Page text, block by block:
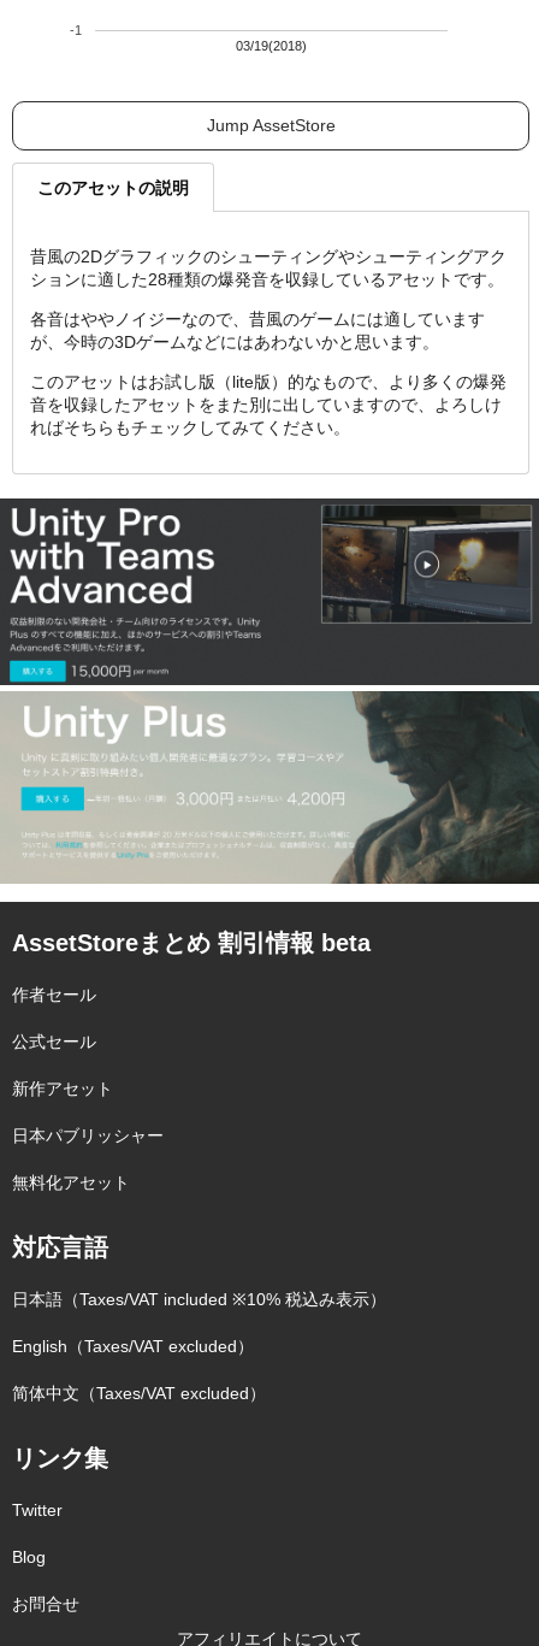
03/19(2018)
-1
Jump AssetStore
このアセットの説明
昔風の2Dグラフィックのシューティングやシューティングアク
ションに適した28種類の爆発音を収録しているアセットです。
各音はややノイジーなので、昔風のゲームには適しています
が、今時の3Dゲームなどにはあわないかと思います。
このアセットはお試し版（lite版）的なもので、より多くの爆発
音を収録したアセットをまた別に出していますので、よろしけ
ればそちらもチェックしてみてください。
AssetStoreまとめ 割引情報 beta
作者セール
公式セール
新作アセット
日本パブリッシャー
無料化アセット
対応言語
日本語（Taxes/VAT included ※10% 税込み表示）
English（Taxes/VAT excluded）
简体中文（Taxes/VAT excluded）
リンク集
Twitter
Blog
お問合せ
アフィリエイトについて